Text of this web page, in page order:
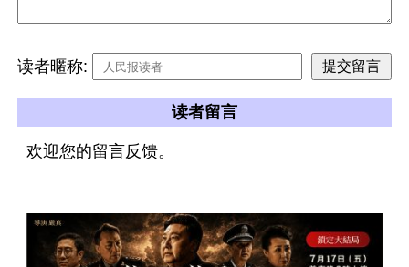
读者暱称:
读者留言
欢迎您的留言反馈。